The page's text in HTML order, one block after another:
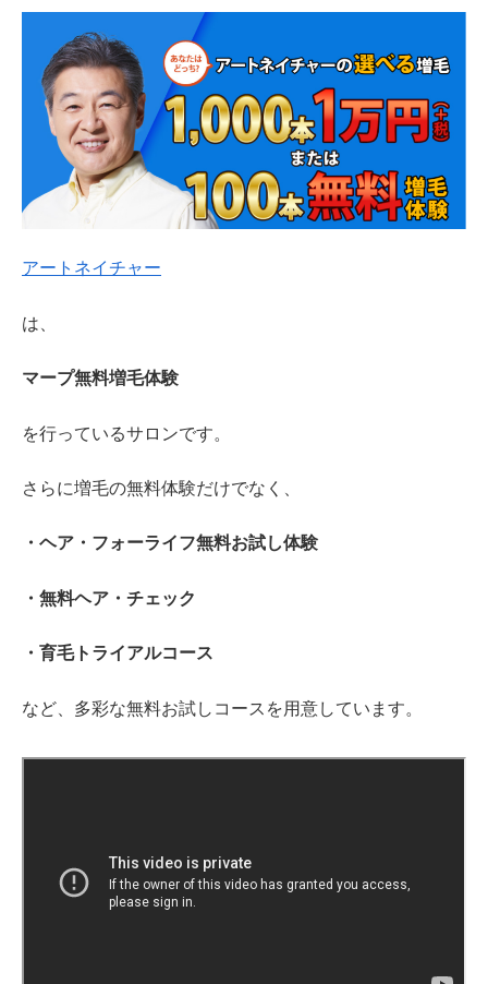
アートネイチャー
は、
マープ無料増毛体験
を行っているサロンです。
さらに増毛の無料体験だけでなく、
・ヘア・フォーライフ無料お試し体験
・無料ヘア・チェック
・育毛トライアルコース
など、多彩な無料お試しコースを用意しています。